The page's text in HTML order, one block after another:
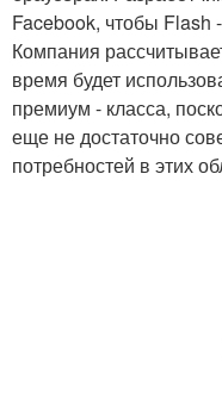
Facebook, чтобы Flash
Компания
время будет
премиум - класса,
еще не достаточно
потребностей в этих